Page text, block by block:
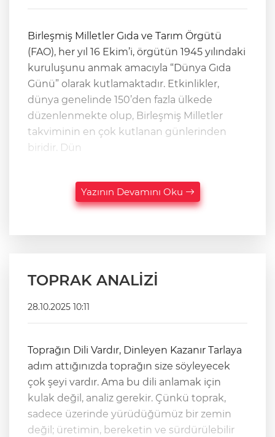
Birleşmiş Milletler Gıda ve Tarım Örgütü
(FAO), her yıl 16 Ekim’i, örgütün 1945 yılındaki
kuruluşunu anmak amacıyla “Dünya Gıda
Günü” olarak kutlamaktadır. Etkinlikler,
dünya genelinde 150’den fazla ülkede
düzenlenmekte olup, Birleşmiş Milletler
takviminin en çok kutlanan günlerinden
biridir. Dün
Yazının Devamını Oku
TOPRAK ANALİZİ
28.10.2025 10:11
Toprağın Dili Vardır, Dinleyen Kazanır Tarlaya
adım attığınızda toprağın size söyleyecek
çok şeyi vardır. Ama bu dili anlamak için
kulak değil, analiz gerekir. Çünkü toprak,
sadece üzerinde yürüdüğümüz bir zemin
değil; üretimin, bereketin ve sürdürülebilir